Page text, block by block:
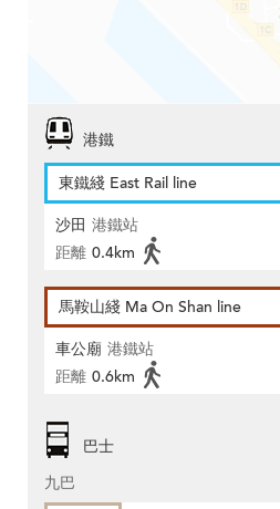
港鐵
東鐵綫 East Rail line
沙田 港鐵站
距離 0.4km
馬鞍山綫 Ma On Shan line
車公廟 港鐵站
距離 0.6km
巴士
九巴